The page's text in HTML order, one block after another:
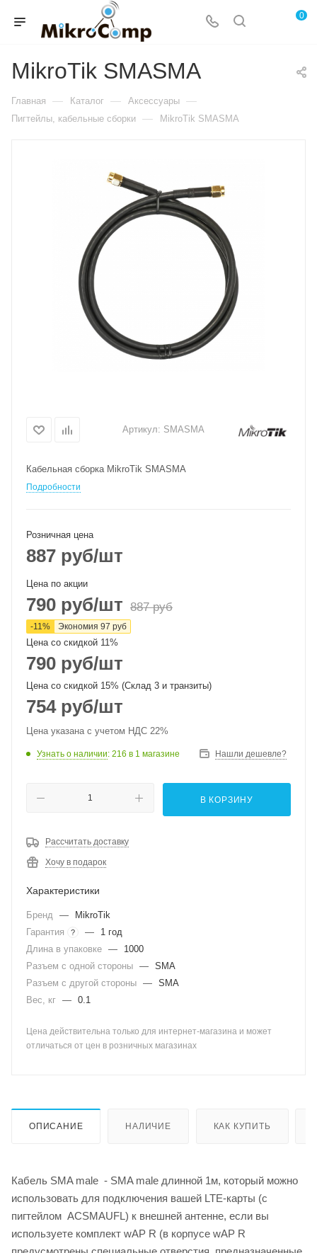
0
MikroTik SMASMA
Главная — Каталог — Аксессуары —
Пигтейлы, кабельные сборки — MikroTik SMASMA
Артикул: SMASMA
Кабельная сборка MikroTik SMASMA
Подробности
Розничная цена
887 руб/шт
Цена по акции
790 руб/шт 887руб
-11% Экономия 97 руб
Цена со скидкой 11%
790 руб/шт
Цена со скидкой 15% (Склад 3 и транзиты)
754руб/шт
Цена указана с учетом НДС 22%
Узнать о наличии: 216 в 1 магазине Нашли дешевле?
В КОРЗИНУ
Рассчитать доставку
Хочу в подарок
Характеристики
Бренд —
MikroTik
Гарантия
? —
1 год
Длина в упаковке —
1000
Разъем с одной стороны — SMA
Разъем с другой стороны — SMA
Вес, кг — 0.1
Цена действительна только для интернет-магазина и может
отличаться от цен в розничных магазинах
ОПИСАНИЕ НАЛИЧИЕ КАК КУПИТЬ
Кабель SMA male - SMA male длинной 1м, который можно
использовать для подключения вашей LTE-карты (с
пигтейлом ACSMAUFL) к внешней антенне, если вы
используете комплект wAP R (в корпусе wAP R